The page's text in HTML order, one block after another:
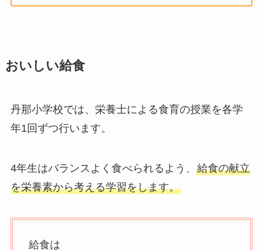
おいしい給食
丹那小学校では、栄養士による食育の授業を各学
年1回ずつ行います。
4年生はバランスよく食べられるよう、 給食の献立
を栄養素から考える学習をします。
給食は